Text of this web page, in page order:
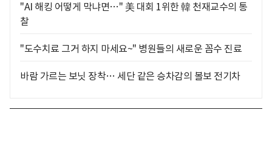
"AI 해킹 어떻게 막냐면…" 美 대회 1위한 韓 천재교수의 통
찰
"도수치료 그거 하지 마세요~" 병원들의 새로운 꼼수 진료
바람 가르는 보닛 장착… 세단 같은 승차감의 볼보 전기차